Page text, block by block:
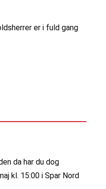
er i fuld gang
da har du dog
kl. 15:00 i Spar Nord